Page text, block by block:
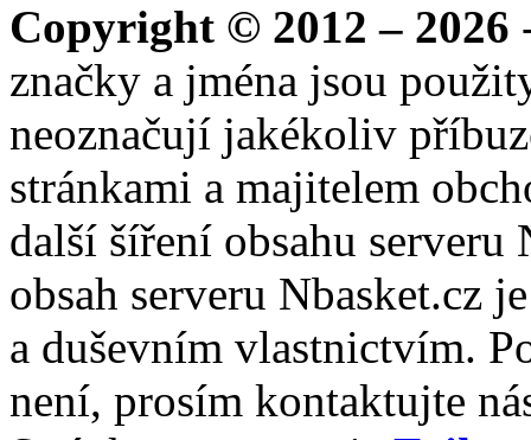
Copyright © 2012 – 2026
značky a jména jsou
neoznačují jakékoliv
stránkami a majitelem
další šíření obsahu serveru
obsah serveru Nbasket.cz
a duševním vlastnictvím.
není, prosím kontaktujte